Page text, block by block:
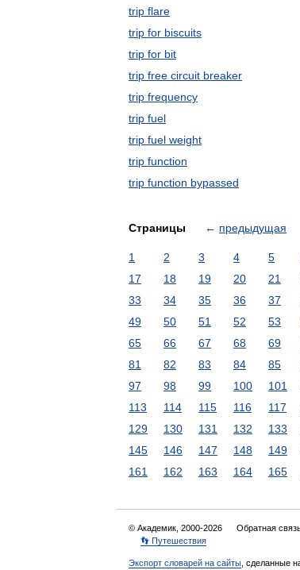
trip flare
trip for biscuits
trip for bit
trip free circuit breaker
trip frequency
trip fuel
trip fuel weight
trip function
trip function bypassed
Страницы ← предыдущая
1 2 3 4 5
17
18 19 20 21
33
34 35 36 37
49
50 51 52 53
65
66 67 68 69
81
82 83 84 85
97
98 99 100 101
113
114 115 116 117
129
130 131 132 133
145
146 147 148 149
161
162 163 164 165
© Академик, 2000-2026 Обратная
👣 Путешествия
Экспорт словарей на сайты , сделанные